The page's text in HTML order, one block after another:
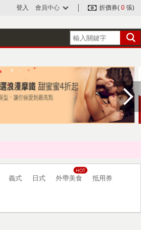
登入 會員中心 折價券( 0 張)
義式 日式 外帶美食 抵用券